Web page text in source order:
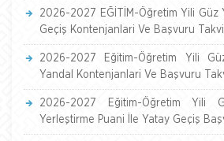
2026-2027 EĞİTİM-Öğretim Yili Güz
Geçiş Kontenjanlari Ve Başvuru
2026-2027 Eğitim-Öğretim Yili
Yandal Kontenjanlari Ve Başvuru
2026-2027 Eğitim-Öğretim Yili
Yerleştirme Puani İle Yatay Geçiş